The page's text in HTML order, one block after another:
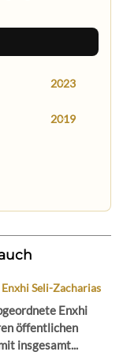
2023
2019
Seli-Zacharias
Enxhi
öffentlichen
insgesamt...